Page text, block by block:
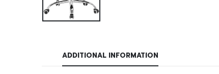
ADDITIONAL INFORMATION